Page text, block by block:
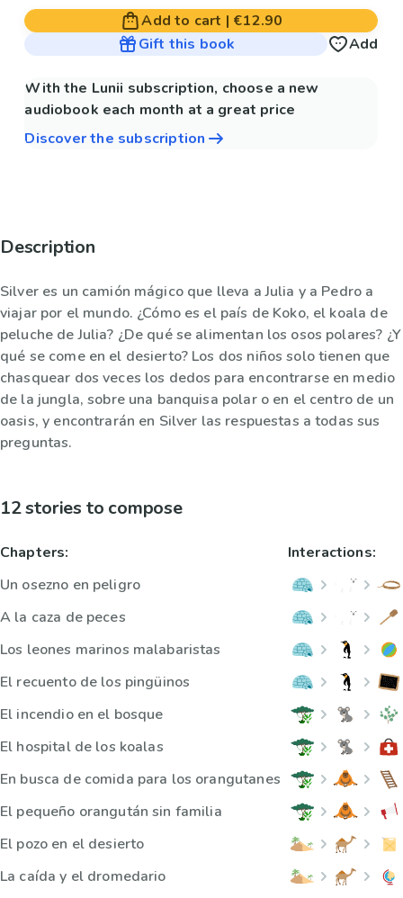
Add to cart | €12.90
Gift this book
Add
With the Lunii subscription, choose a new
audiobook each month at a great price
Discover the subscription
Description
Silver es un camión mágico que lleva a Julia y a Pedro a
viajar por el mundo. ¿Cómo es el país de Koko, el koala de
peluche de Julia? ¿De qué se alimentan los osos polares? ¿Y
qué se come en el desierto? Los dos niños solo tienen que
chasquear dos veces los dedos para encontrarse en medio
de la jungla, sobre una banquisa polar o en el centro de un
oasis, y encontrarán en Silver las respuestas a todas sus
preguntas.
12 stories to compose
Chapters:
Un osezno en peligro
A la caza de peces
Los leones marinos malabaristas
El recuento de los pingüinos
El incendio en el bosque
El hospital de los koalas
En busca de comida para los orangutanes
El pequeño orangután sin familia
El pozo en el desierto
La caída y el dromedario
Interactions: